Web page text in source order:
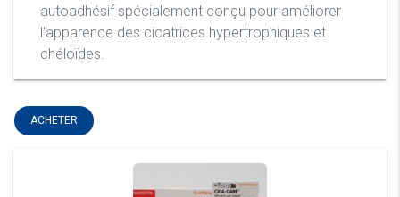
autoadhésif spécialement conçu pour améliorer
l'apparence des cicatrices hypertrophiques et
chéloïdes.
ACHETER